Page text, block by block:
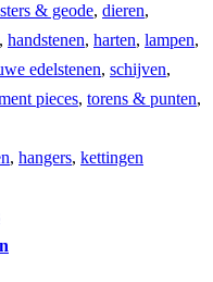
& geode, dieren,
, handstenen, harten, lampen,
edelstenen, schijven,
pieces, torens & punten,
, hangers, kettingen